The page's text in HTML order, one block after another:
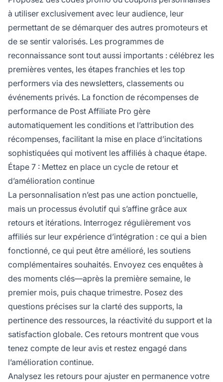
à utiliser exclusivement avec leur audience, leur
permettant de se démarquer des autres promoteurs et
de se sentir valorisés. Les programmes de
reconnaissance sont tout aussi importants : célébrez les
premières ventes, les étapes franchies et les top
performers via des newsletters, classements ou
événements privés. La fonction de récompenses de
performance de Post Affiliate Pro gère
automatiquement les conditions et l’attribution des
récompenses, facilitant la mise en place d’incitations
sophistiquées qui motivent les affiliés à chaque étape.
Étape 7 : Mettez en place un cycle de retour et
d’amélioration continue
La personnalisation n’est pas une action ponctuelle,
mais un processus évolutif qui s’affine grâce aux
retours et itérations. Interrogez régulièrement vos
affiliés sur leur expérience d’intégration : ce qui a bien
fonctionné, ce qui peut être amélioré, les soutiens
complémentaires souhaités. Envoyez ces enquêtes à
des moments clés—après la première semaine, le
premier mois, puis chaque trimestre. Posez des
questions précises sur la clarté des supports, la
pertinence des ressources, la réactivité du support et la
satisfaction globale. Ces retours montrent que vous
tenez compte de leur avis et restez engagé dans
l’amélioration continue.
Analysez les retours pour ajuster en permanence votre